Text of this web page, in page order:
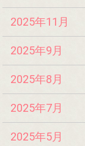
2025年11月
2025年9月
2025年8月
2025年7月
2025年5月